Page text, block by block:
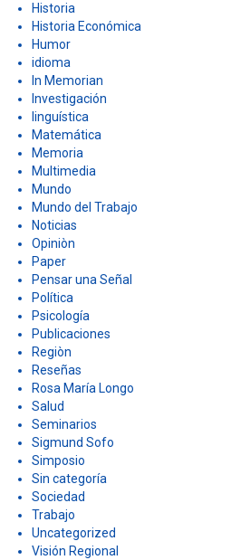
Historia
Historia Económica
Humor
idioma
In Memorian
Investigación
linguística
Matemática
Memoria
Multimedia
Mundo
Mundo del Trabajo
Noticias
Opiniòn
Paper
Pensar una Señal
Política
Psicología
Publicaciones
Regiòn
Reseñas
Rosa María Longo
Salud
Seminarios
Sigmund Sofo
Simposio
Sin categoría
Sociedad
Trabajo
Uncategorized
Visión Regional